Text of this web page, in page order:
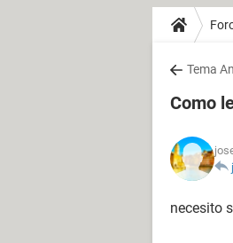
Tema
Como
necesito